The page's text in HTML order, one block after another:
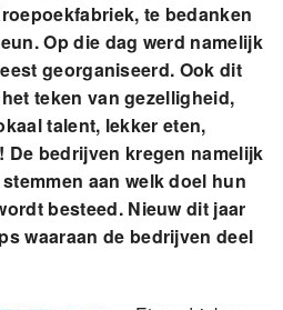
te bedanken
Op die dag werd namelijk
georganiseerd. Ook dit
teken van gezelligheid,
talent, lekker eten,
bedrijven kregen namelijk
aan welk doel hun
besteed. Nieuw dit jaar
waaraan de bedrijven deel